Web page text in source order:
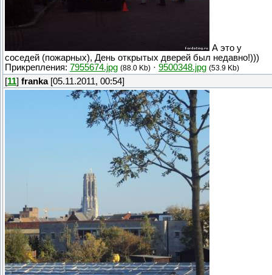
А это у
соседей (пожарных), День открытых дверей был недавно!)))
Прикрепления: 7955674.jpg (88.0 Kb) · 9500348.jpg (53.9 Kb)
[11] franka[05.11.2011, 00:54]